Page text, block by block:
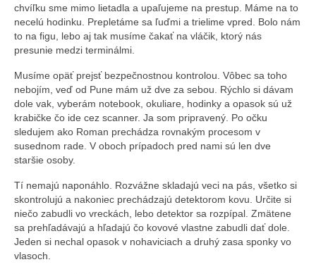
chvíľku sme mimo lietadla a upaľujeme na prestup. Máme na to
necelú hodinku. Prepletáme sa ľuďmi a trielime vpred. Bolo nám
to na figu, lebo aj tak musíme čakať na vláčik, ktorý nás
presunie medzi terminálmi.
Musíme opäť prejsť bezpečnostnou kontrolou. Vôbec sa toho
nebojím, veď od Pune mám už dve za sebou. Rýchlo si dávam
dole vak, vyberám notebook, okuliare, hodinky a opasok sú už
krabičke čo ide cez scanner. Ja som pripravený. Po očku
sledujem ako Roman prechádza rovnakým procesom v
susednom rade. V oboch prípadoch pred nami sú len dve
staršie osoby.
Tí nemajú naponáhlo. Rozvážne skladajú veci na pás, všetko si
skontrolujú a nakoniec prechádzajú detektorom kovu. Určite si
niečo zabudli vo vreckách, lebo detektor sa rozpípal. Zmätene
sa prehľadávajú a hľadajú čo kovové vlastne zabudli dať dole.
Jeden si nechal opasok v nohaviciach a druhý zasa sponky vo
vlasoch.